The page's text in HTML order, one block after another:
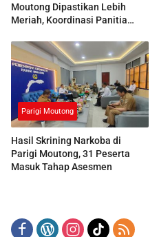
Moutong Dipastikan Lebih
Meriah, Koordinasi Panitia
Parigi Moutong
Hasil Skrining Narkoba di
Parigi Moutong, 31 Peserta
Masuk Tahap Asesmen